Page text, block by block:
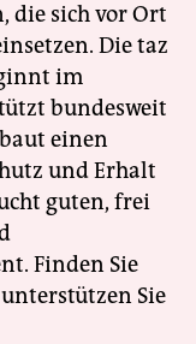
die sich vor Ort
Die taz
im
bundesweit
einen
und Erhalt
guten, frei
Finden Sie
Sie